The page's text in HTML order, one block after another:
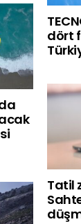
dört
Tatil